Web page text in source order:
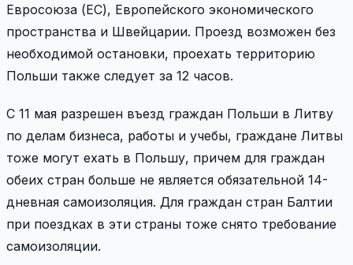
Евросоюза (ЕС), Европейского экономического
пространства и Швейцарии. Проезд возможен без
необходимой остановки, проехать территорию
Польши также следует за 12 часов.
С 11 мая разрешен въезд граждан Польши в Литву
по делам бизнеса, работы и учебы, граждане Литвы
тоже могут ехать в Польшу, причем для граждан
обеих стран больше не является обязательной 14-
дневная самоизоляция. Для граждан стран Балтии
при поездках в эти страны тоже снято требование
самоизоляции.